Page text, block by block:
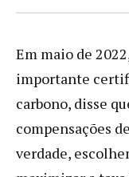
Em maio de
importante
carbono, disse
compensações
verdade,